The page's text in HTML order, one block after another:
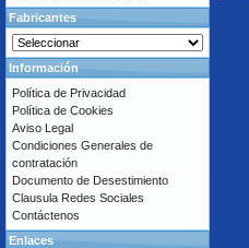
Fabricantes
Información
Política de Privacidad
Política de Cookies
Aviso Legal
Condiciones Generales de
contratación
Documento de Desestimiento
Clausula Redes Sociales
Contáctenos
Enlaces